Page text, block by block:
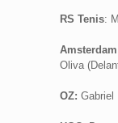
RS Tenis:
Oliva
OZ: Gabriel